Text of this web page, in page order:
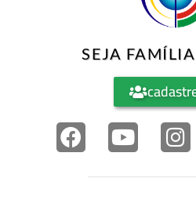
SEJA